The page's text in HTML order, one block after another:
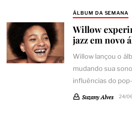
ÁLBUM DA SEMANA
Willow
jazz em novo
Willow lançou o
mudando sua
influências do
Suzany Alves 24/